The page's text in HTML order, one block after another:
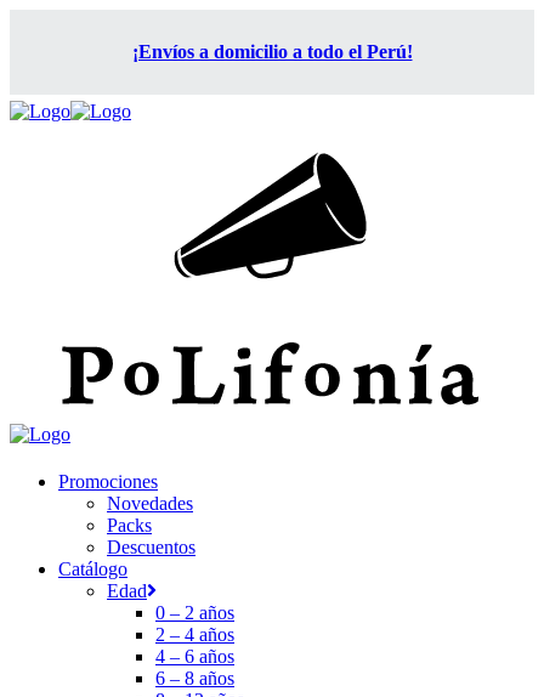
¡Envíos a domicilio a todo el Perú!
Promociones
Novedades
Packs
Descuentos
Catálogo
Edad
0 – 2 años
2 – 4 años
4 – 6 años
6 – 8 años